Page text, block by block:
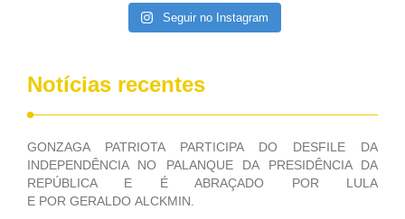
Seguir no Instagram
Notícias recentes
GONZAGA PATRIOTA PARTICIPA DO DESFILE DA
INDEPENDÊNCIA NO PALANQUE DA PRESIDÊNCIA DA
REPÚBLICA E É ABRAÇADO POR LULA
E POR GERALDO ALCKMIN.